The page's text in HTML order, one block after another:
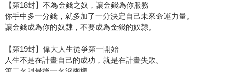
【第18封】不為金錢之奴，讓金錢為你服務
你手中多一分錢，就多加了一分決定自己未來命運力量。
讓金錢成為你的奴隸，不要成為金錢的奴隸。
【第19封】偉大人生從爭第一開始
人生不是在計畫自己的成功，就是在計畫失敗。